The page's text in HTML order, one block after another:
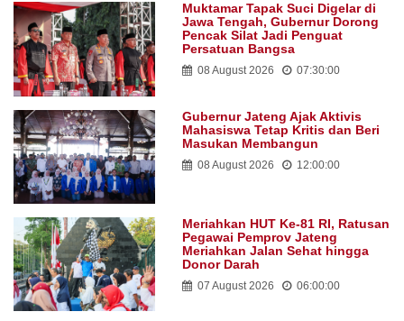
Muktamar Tapak Suci Digelar di
Jawa Tengah, Gubernur Dorong
Pencak Silat Jadi Penguat
Persatuan Bangsa
08 August 2026 07:30:00
Gubernur Jateng Ajak Aktivis
Mahasiswa Tetap Kritis dan Beri
Masukan Membangun
08 August 2026 12:00:00
Meriahkan HUT Ke-81 RI, Ratusan
Pegawai Pemprov Jateng
Meriahkan Jalan Sehat hingga
Donor Darah
07 August 2026 06:00:00